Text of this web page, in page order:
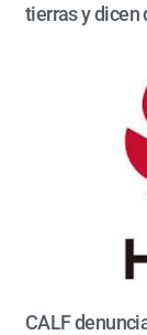
tierras y dicen
CALF